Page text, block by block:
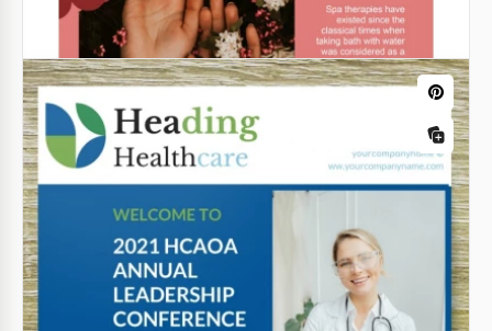
Folheto da Igreja Bifold
Se você deseja não apenas ajudar as pessoas, mas
também atrair o máximo de seguidores possíveis
para isso, oferecemos lidar com essa tarefa
gratuitamente.